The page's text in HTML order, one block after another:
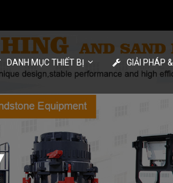
DANH MỤC THIẾT BỊ GIẢI PHÁP